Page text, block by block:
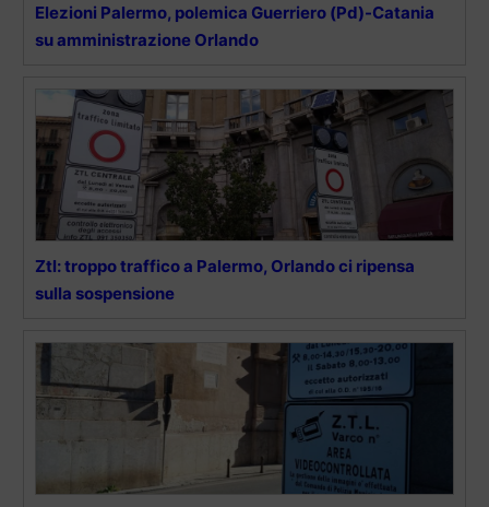
Elezioni Palermo, polemica Guerriero (Pd)-Catania
su amministrazione Orlando
Ztl: troppo traffico a Palermo, Orlando ci ripensa
sulla sospensione